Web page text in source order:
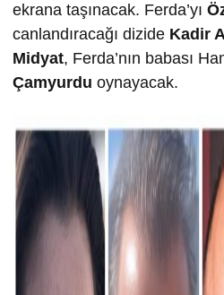
ekrana taşınacak. Ferda’yı
canlandıracağı dizide Kadir
Midyat, Ferda’nın babası
Çamyurdu oynayacak.